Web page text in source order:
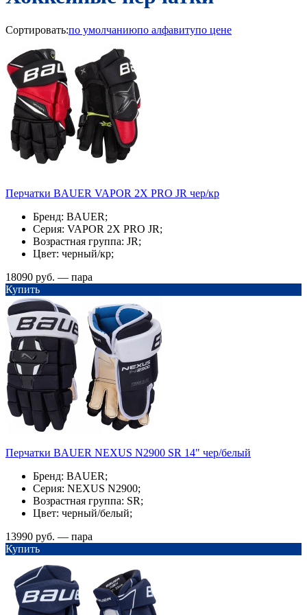
Сортировать:по умолчаниюпо алфавитупо цене
Перчатки BAUER VAPOR 2X PRO JR чер/кр
Бренд: BAUER;
Серия: VAPOR 2X PRO JR;
Возрастная группа: JR;
Цвет: черный/кр;
18090 руб. — пара
Купить
Перчатки BAUER NEXUS N2900 SR 14" чер/белый
Бренд: BAUER;
Серия: NEXUS N2900;
Возрастная группа: SR;
Цвет: черный/белый;
13990 руб. — пара
Купить